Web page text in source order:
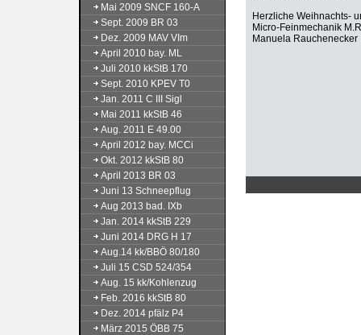
Mai 2009 SNCF 160-A
Sept. 2009 BR 03
Dez. 2009 MAV VIm
April 2010 bay. ML
Juli 2010 kkStB 170
Sept. 2010 KPEV T0
Jan. 2011 C III Sigl
Mai 2011 kkStB 46
Aug. 2011 E 49.00
April 2012 bay. MCCi
Okt. 2012 kkStB 80
April 2013 BR 03
Juni 13 Schneepflug
Aug 2013 bad. IXb
Jan. 2014 kkStB 229
Juni 2014 DRG H 17
Aug.14 kk/BBÖ 80/180
Juli 15 CSD 524/354
Aug. 15 kk/Kohlenzug
Feb. 2016 kkStB 80
Dez. 2014 pfälz P4
März 2015 ÖBB 75
Herzliche Weihnachts-
Micro-Feinmechanik
Manuela Rauchenecker